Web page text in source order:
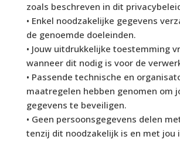
zoals beschreven in dit
• Enkel noodzakelijke gegevens
de genoemde doeleinden.
• Jouw uitdrukkelijke toestemming
wanneer dit nodig is voor de
• Passende technische en
maatregelen hebben genomen om
gegevens te beveiligen.
• Geen persoonsgegevens delen
tenzij dit noodzakelijk is en met jou